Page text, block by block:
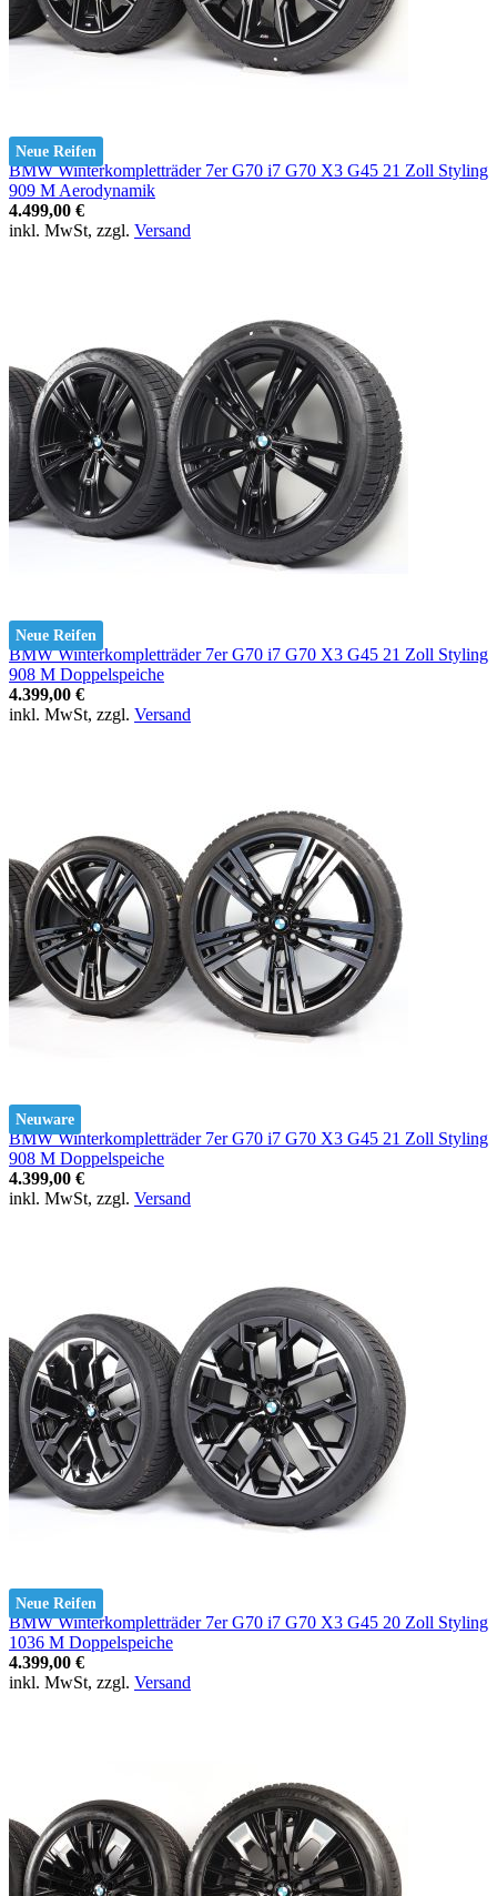
Neue Reifen
BMW Winterkompletträder 7er G70 i7 G70 X3 G45 21 Zoll Styling
909 M Aerodynamik
4.499,00 €
inkl. MwSt, zzgl. Versand
Neue Reifen
BMW Winterkompletträder 7er G70 i7 G70 X3 G45 21 Zoll Styling
908 M Doppelspeiche
4.399,00 €
inkl. MwSt, zzgl. Versand
Neuware
BMW Winterkompletträder 7er G70 i7 G70 X3 G45 21 Zoll Styling
908 M Doppelspeiche
4.399,00 €
inkl. MwSt, zzgl. Versand
Neue Reifen
BMW Winterkompletträder 7er G70 i7 G70 X3 G45 20 Zoll Styling
1036 M Doppelspeiche
4.399,00 €
inkl. MwSt, zzgl. Versand